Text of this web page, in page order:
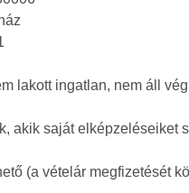
lakott ingatlan, nem áll
akik saját elképzeléseiket
(a vételár megfizetését